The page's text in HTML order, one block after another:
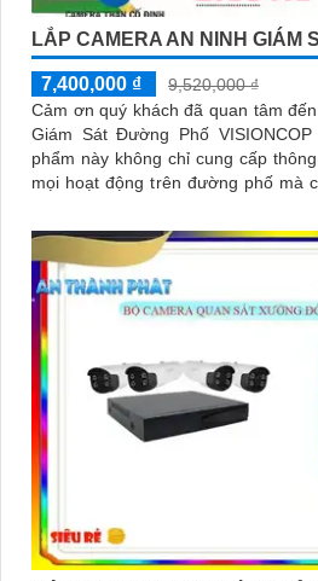
LẮP CAMERA AN NINH GIÁM
7,400,000 ₫
9,520,000 ₫
Cảm ơn quý khách đã quan tâm
Giám Sát Đường Phố VISIONCOP của
phẩm này không chỉ cung cấp
mọi hoạt động trên đường phố mà